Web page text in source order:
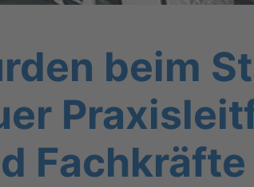
beim
Fach­kräf­te